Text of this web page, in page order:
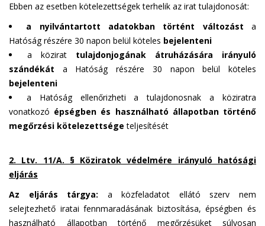
Ebben az esetben kötelezettségek terhelik az irat tulajdonosát:
a nyilvántartott adatokban történt változást a
Hatóság részére 30 napon belül köteles bejelenteni
a közirat tulajdonjogának átruházására irányuló
szándékát a Hatóság részére 30 napon belül köteles
bejelenteni
a Hatóság ellenőrizheti a tulajdonosnak a köziratra
vonatkozó épségben és használható állapotban történő
megőrzési kötelezettségeteljesítését
2. Ltv. 11/A. § Köziratok védelmére irányuló hatósági
eljárás
Az eljárás tárgya: a közfeladatot ellátó szerv nem
selejtezhető iratai fennmaradásának biztosítása, épségben és
használható állapotban történő megőrzésüket súlyosan